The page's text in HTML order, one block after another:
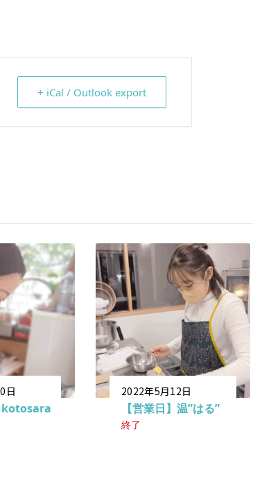
+ iCal / Outlook export
日
kotosara
2022年5月12日
【営業日】温”はる”
終了